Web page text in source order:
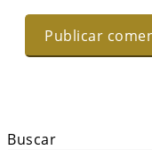
Buscar